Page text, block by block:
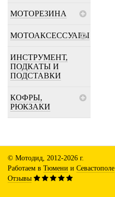
МОТОРЕЗИНА
МОТОАКСЕССУАРЫ
ИНСТРУМЕНТ,
ПОДКАТЫ И
ПОДСТАВКИ
КОФРЫ,
РЮКЗАКИ
© Мотодид, 2012-2026 г.
Работаем в Тюмени и Севастополе
Отзывы